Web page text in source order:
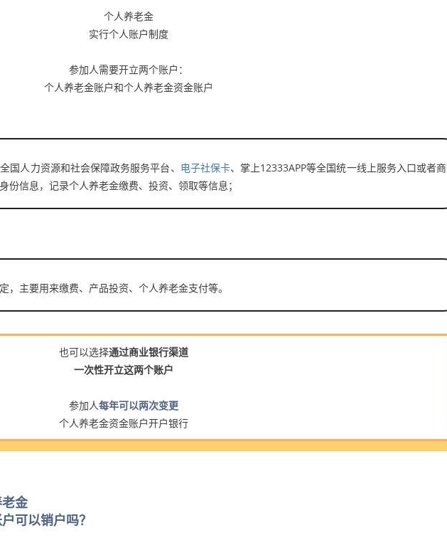
个人养老金
实行个人账户制度
参加人需要开立两个账户：
个人养老金账户和个人养老金资金账户
人力资源和社会保障政务服务平台、 电子社保卡、掌上12333APP等全国统一线上服务入口或者商
信息，记录个人养老金缴费、投资、领取等信息；
主要用来缴费、产品投资、个人养老金支付等。
也可以选择通过商业银行渠道
一次性开立这两个账户
参加人每年可以两次变更
个人养老金资金账户开户银行
金
可以销户吗？